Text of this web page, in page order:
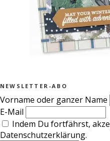
NEWSLETTER-ABO
Vorname oder ganzer Name
E-Mail
Indem Du fortfährst,
Datenschutzerklärung.